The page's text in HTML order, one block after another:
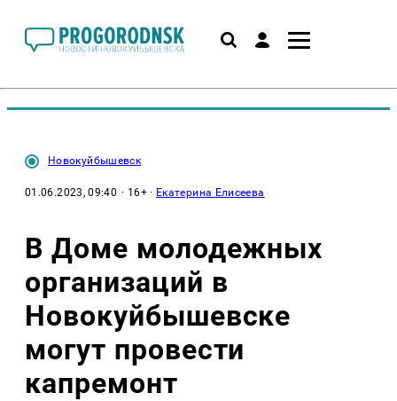
Новокуйбышевск
01.06.2023, 09:40 · 16+ · Екатерина Елисеева
В Доме молодежных
организаций в
Новокуйбышевске
могут провести
капремонт